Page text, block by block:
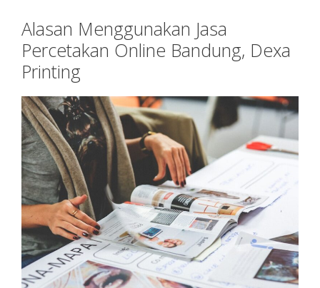
Alasan Menggunakan Jasa
Percetakan Online Bandung, Dexa
Printing